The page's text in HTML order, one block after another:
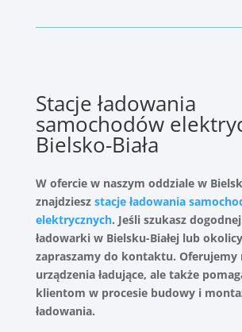
Stacje ładowania
samochodów
Bielsko-Biała
W ofercie w naszym oddziale w
znajdziesz stacje ładowania
elektrycznych. Jeśli szukasz
ładowarki w Bielsku-Białej lub
zapraszamy do kontaktu. Oferujemy
urządzenia ładujące, ale także
klientom w procesie budowy i
ładowania.